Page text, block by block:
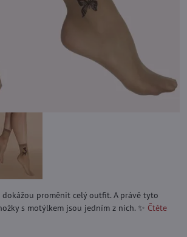
proměnit celý outfit. A právě tyto
s motýlkem jsou jedním z nich. ✨ Čtěte